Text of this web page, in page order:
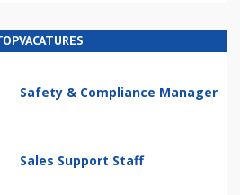
Safety & Compliance Manager
Sales Support Staff